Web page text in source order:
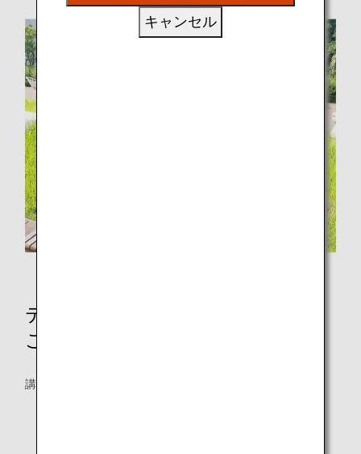
テーマは「私たちにできる小さな
こと」
講演内容は、以下4つのパートに分けられます。
キャンセル